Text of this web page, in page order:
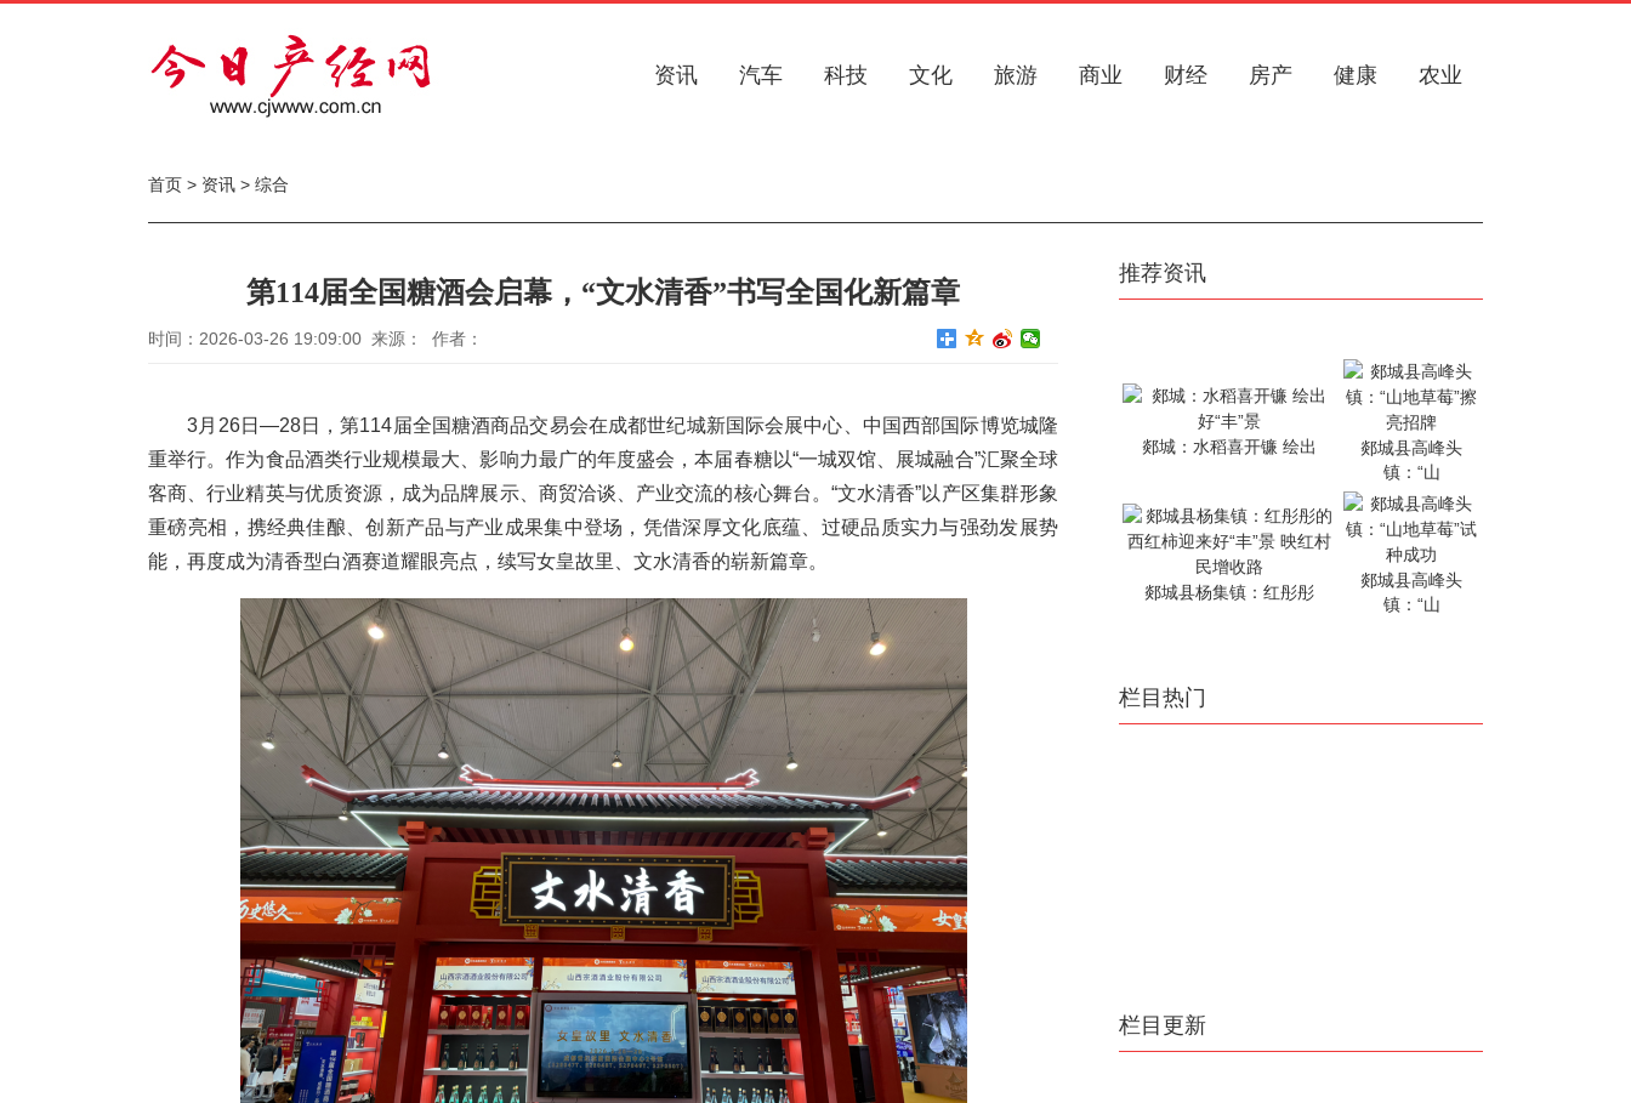
资讯 汽车 科技 文化 旅游 商业 财经 房产 健康 农业
首页 > 资讯 > 综合
第114届全国糖酒会启幕，“文水清香”书写全国化新篇章
时间：2026-03-26 19:09:00 来源： 作者：
3月26日—28日，第114届全国糖酒商品交易会在成都世纪城新国际会展中心、中国西部国际博览城隆
重举行。作为食品酒类行业规模最大、影响力最广的年度盛会，本届春糖以“一城双馆、展城融合”汇聚全球
客商、行业精英与优质资源，成为品牌展示、商贸洽谈、产业交流的核心舞台。“文水清香”以产区集群形象
重磅亮相，携经典佳酿、创新产品与产业成果集中登场，凭借深厚文化底蕴、过硬品质实力与强劲发展势
能，再度成为清香型白酒赛道耀眼亮点，续写女皇故里、文水清香的崭新篇章。
推荐资讯
郯城：水稻喜开镰 绘出
郯城县高峰头
镇：“山
郯城县杨集镇：红彤彤
郯城县高峰头
镇：“山
栏目热门
栏目更新